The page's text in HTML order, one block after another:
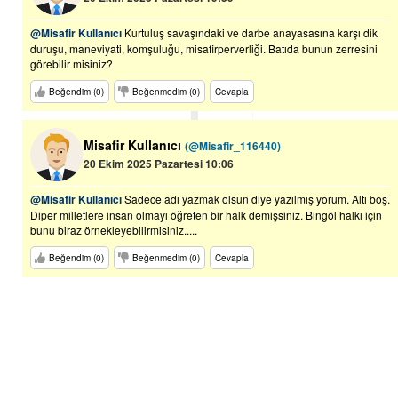
@Misafir Kullanıcı Kurtuluş savaşındaki ve darbe anayasasına karşı dik
duruşu, maneviyati, komşuluğu, misafirperverliği. Batıda bunun zerresini
görebilir misiniz?
Beğendim (0) Beğenmedim (0) Cevapla
Misafir Kullanıcı (@Misafir_116440)
20 Ekim 2025 Pazartesi 10:06
@Misafir KullanıcıSadece adı yazmak olsun diye yazılmış yorum. Altı boş.
Diper milletlere insan olmayı öğreten bir halk demişsiniz. Bingöl halkı için
bunu biraz örnekleyebilirmisiniz.....
Beğendim (0) Beğenmedim (0) Cevapla